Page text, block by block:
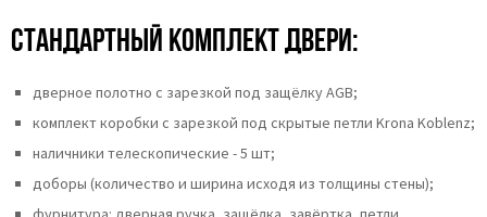
Стандартный комплект двери:
дверное полотно с зарезкой под защёлку AGB;
комплект коробки с зарезкой под скрытые петли Krona Koblenz;
наличники телескопические - 5 шт;
доборы (количество и ширина исходя из толщины стены);